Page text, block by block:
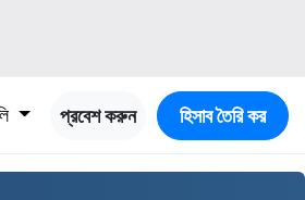
প্রবেশ করুন হিসাব তৈরি কর